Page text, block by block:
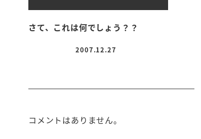
さて、これは何でしょう？？
投稿日
2007.12.27
コメントはありません。